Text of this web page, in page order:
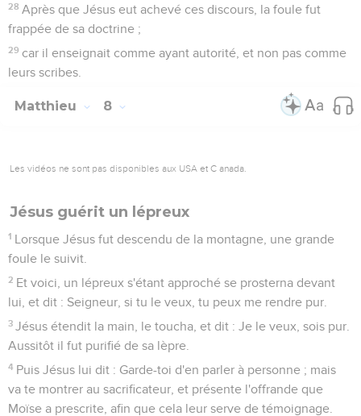
28 Après que Jésus eut achevé ces discours, la foule fut
frappée de sa doctrine ;
29 car il enseignait comme ayant autorité, et non pas comme
leurs scribes.
Matthieu 8
Les vidéos ne sont pas disponibles aux USA et C anada.
Jésus guérit un lépreux
1 Lorsque Jésus fut descendu de la montagne, une grande
foule le suivit.
2 Et voici, un lépreux s'étant approché se prosterna devant
lui, et dit : Seigneur, si tu le veux, tu peux me rendre pur.
3 Jésus étendit la main, le toucha, et dit : Je le veux, sois pur.
Aussitôt il fut purifié de sa lèpre.
4 Puis Jésus lui dit : Garde-toi d'en parler à personne ; mais
va te montrer au sacrificateur, et présente l'offrande que
Moïse a prescrite, afin que cela leur serve de témoignage.